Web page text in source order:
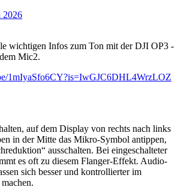
2026
wichtigen Infos zum Ton mit der DJI OP3 -
Mic2.
1mIyaSfo6CY?is=IwGJC6DHL4WrzLOZ
auf dem Display von rechts nach links
in der Mitte das Mikro-Symbol antippen,
ausschalten. Bei eingeschalteter
es oft zu diesem Flanger-Effekt. Audio-
sich besser und kontrollierter im